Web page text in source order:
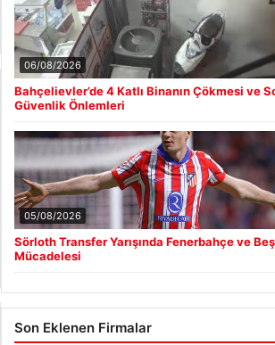
06/08/2026
Bahçelievler’de 4 Katlı Binanın Çökmesi ve
Güvenlik Önlemleri
05/08/2026
Sörloth Transfer Yarışında Fenerbahçe ve
Mücadelesi
Son Eklenen Firmalar